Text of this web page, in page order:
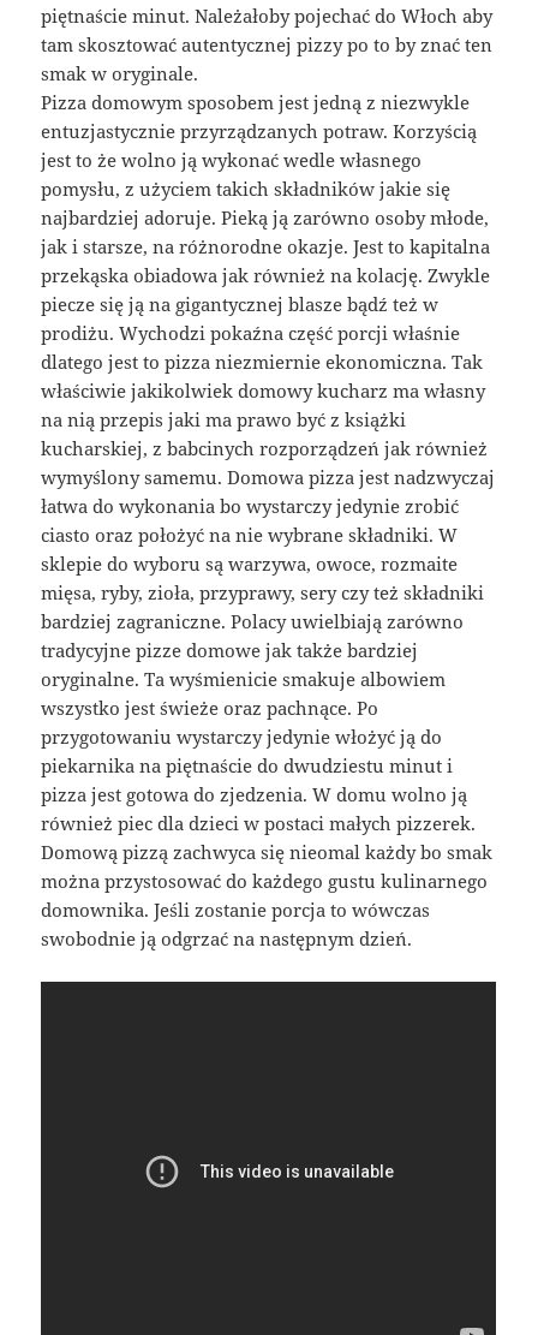
piętnaście minut. Należałoby pojechać do Włoch aby
tam skosztować autentycznej pizzy po to by znać ten
smak w oryginale.
Pizza domowym sposobem jest jedną z niezwykle
entuzjastycznie przyrządzanych potraw. Korzyścią
jest to że wolno ją wykonać wedle własnego
pomysłu, z użyciem takich składników jakie się
najbardziej adoruje. Pieką ją zarówno osoby młode,
jak i starsze, na różnorodne okazje. Jest to kapitalna
przekąska obiadowa jak również na kolację. Zwykle
piecze się ją na gigantycznej blasze bądź też w
prodiżu. Wychodzi pokaźna część porcji właśnie
dlatego jest to pizza niezmiernie ekonomiczna. Tak
właściwie jakikolwiek domowy kucharz ma własny
na nią przepis jaki ma prawo być z książki
kucharskiej, z babcinych rozporządzeń jak również
wymyślony samemu. Domowa pizza jest nadzwyczaj
łatwa do wykonania bo wystarczy jedynie zrobić
ciasto oraz położyć na nie wybrane składniki. W
sklepie do wyboru są warzywa, owoce, rozmaite
mięsa, ryby, zioła, przyprawy, sery czy też składniki
bardziej zagraniczne. Polacy uwielbiają zarówno
tradycyjne pizze domowe jak także bardziej
oryginalne. Ta wyśmienicie smakuje albowiem
wszystko jest świeże oraz pachnące. Po
przygotowaniu wystarczy jedynie włożyć ją do
piekarnika na piętnaście do dwudziestu minut i
pizza jest gotowa do zjedzenia. W domu wolno ją
również piec dla dzieci w postaci małych pizzerek.
Domową pizzą zachwyca się nieomal każdy bo smak
można przystosować do każdego gustu kulinarnego
domownika. Jeśli zostanie porcja to wówczas
swobodnie ją odgrzać na następnym dzień.